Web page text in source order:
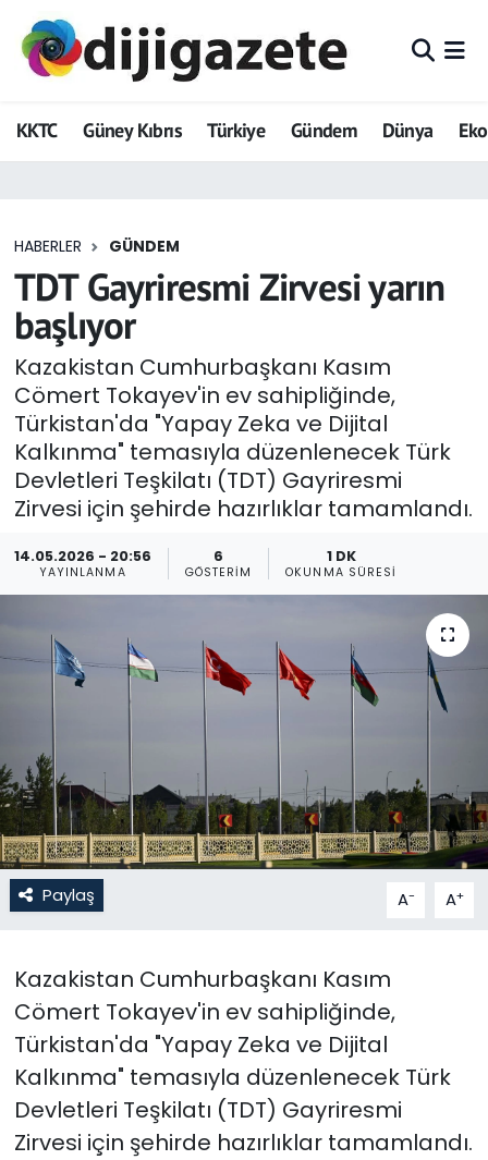
KKTC Güney Kıbrıs Türkiye Gündem Dünya
HABERLER GÜNDEM
TDT Gayriresmi Zirvesi yarın
başlıyor
Kazakistan Cumhurbaşkanı Kasım
Cömert Tokayev'in ev sahipliğinde,
Türkistan'da "Yapay Zeka ve Dijital
Kalkınma" temasıyla düzenlenecek Türk
Devletleri Teşkilatı (TDT) Gayriresmi
Zirvesi için şehirde hazırlıklar tamamlandı.
14.05.2026 - 20:56
YAYINLANMA
6
GÖSTERIM
1 DK
OKUNMA SÜRESI
Paylaş A- A+
Kazakistan Cumhurbaşkanı Kasım
Cömert Tokayev'in ev sahipliğinde,
Türkistan'da "Yapay Zeka ve Dijital
Kalkınma" temasıyla düzenlenecek Türk
Devletleri Teşkilatı (TDT) Gayriresmi
Zirvesi için şehirde hazırlıklar tamamlandı.
ADVERTORIAL
Dijigazete
Eğitim
Ekonomi
Foto Galeri
GEZİ
Güncel
Gündem
KKTC
KKTC YEREL SEÇİM 2018
Kültür Sanat
Moda
Nöbetçi Eczaneler
Otomobil Dünyası
Politika
SAĞLIK
Spor
Teknoloji
Hava Durumu
Trafik Durumu
Tüm Manşetler
Son Dakika Haberleri
Haber Arşivi